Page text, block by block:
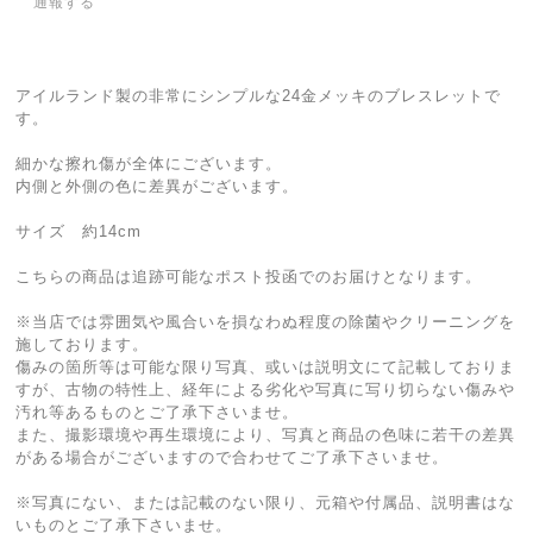
アイルランド製の非常にシンプルな24金メッキのブレスレットで
す。
細かな擦れ傷が全体にございます。
内側と外側の色に差異がございます。
サイズ 約14cm
こちらの商品は追跡可能なポスト投函でのお届けとなります。
※当店では雰囲気や風合いを損なわぬ程度の除菌やクリーニングを
施しております。
傷みの箇所等は可能な限り写真、或いは説明文にて記載しておりま
すが、古物の特性上、経年による劣化や写真に写り切らない傷みや
汚れ等あるものとご了承下さいませ。
また、撮影環境や再生環境により、写真と商品の色味に若干の差異
がある場合がございますので合わせてご了承下さいませ。
※写真にない、または記載のない限り、元箱や付属品、説明書はな
いものとご了承下さいませ。